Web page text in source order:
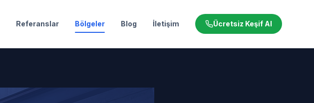
Referanslar Bölgeler Blog İletişim Ücretsiz Keşif Al